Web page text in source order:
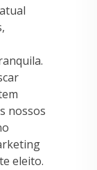
nossos
eleito.